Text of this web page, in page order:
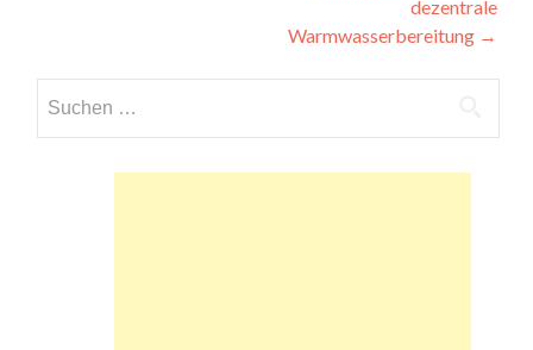
dezentrale
Warmwasserbereitung →
nach: